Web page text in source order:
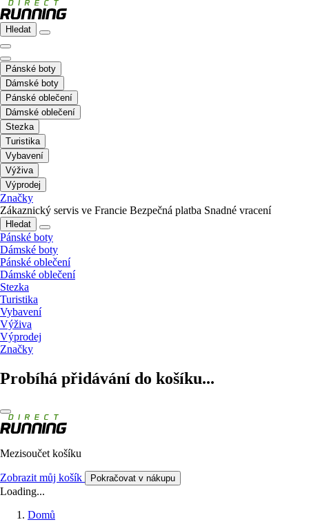
Hledat
Pánské boty
Dámské boty
Pánské oblečení
Dámské oblečení
Stezka
Turistika
Vybavení
Výživa
Výprodej
Značky
Zákaznický servis ve Francie Bezpečná platba Snadné vracení
Hledat
Pánské boty
Dámské boty
Pánské oblečení
Dámské oblečení
Stezka
Turistika
Vybavení
Výživa
Výprodej
Značky
Probíhá přidávání do košíku...
Mezisoučet košíku
Zobrazit můj košík Pokračovat v nákupu
Loading...
Domů